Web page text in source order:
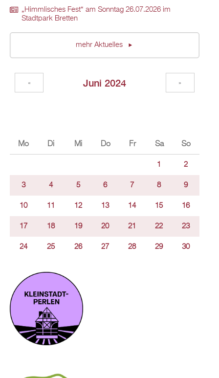
„Himmlisches Fest“ am Sonntag 26.07.2026 im
Stadtpark Bretten
mehr Aktuelles
Juni 2024
« »
Mo Di Mi Do Fr Sa So
1 2
3 4 5 6 7 8 9
10 11 12 13 14 15 16
17 18 19 20 21 22 23
24 25 26 27 28 29 30